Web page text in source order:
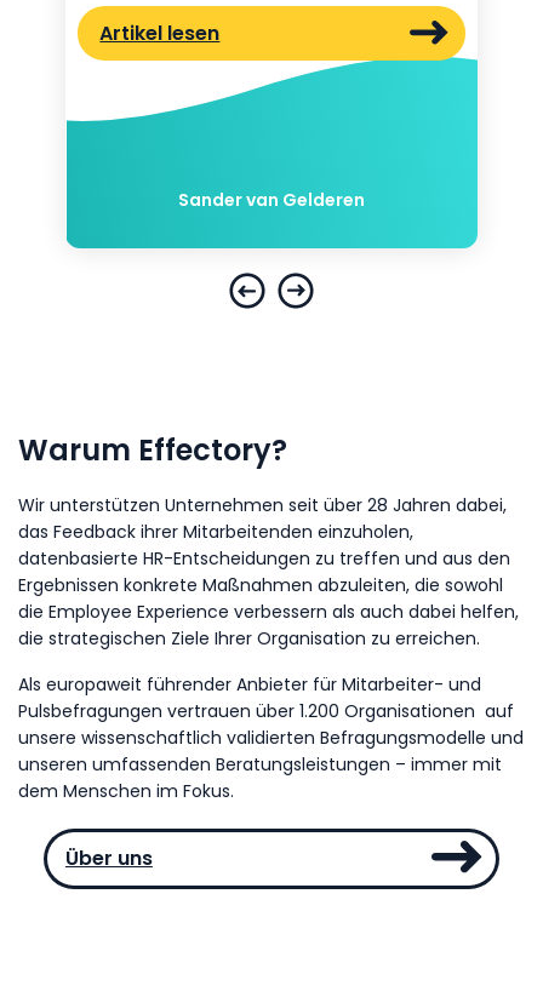
Artikel lesen
Sander van Gelderen
Warum Effectory?
Wir unterstützen Unternehmen seit über 28 Jahren dabei,
das Feedback ihrer Mitarbeitenden einzuholen,
datenbasierte HR-Entscheidungen zu treffen und aus den
Ergebnissen konkrete Maßnahmen abzuleiten, die sowohl
die Employee Experience verbessern als auch dabei helfen,
die strategischen Ziele Ihrer Organisation zu erreichen.
Als europaweit führender Anbieter für Mitarbeiter- und
Pulsbefragungen vertrauen über 1.200 Organisationen auf
unsere wissenschaftlich validierten Befragungsmodelle und
unseren umfassenden Beratungsleistungen – immer mit
dem Menschen im Fokus.
Über uns